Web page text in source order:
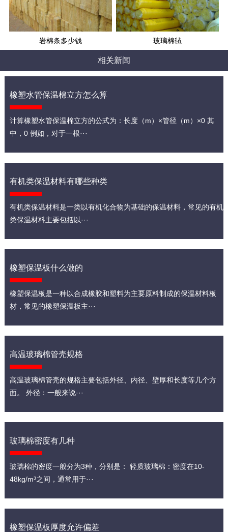
岩棉条多少钱 玻璃棉毡
相关新闻
橡塑水管保温棉立方怎么算
计算橡塑水管保温棉立方的公式为：长度（m）×管径（m）×0 其
中，0 例如，对于一根···
有机类保温材料有哪些种类
有机类保温材料是一类以有机化合物为基础的保温材料，常见的有机
类保温材料主要包括以···
橡塑保温板什么做的
橡塑保温板是一种以合成橡胶和塑料为主要原料制成的保温材料板
材，常见的橡塑保温板主···
高温玻璃棉管壳规格
高温玻璃棉管壳的规格主要包括外径、内径、壁厚和长度等几个方
面。 外径：一般来说···
玻璃棉密度有几种
玻璃棉的密度一般分为3种，分别是： 轻质玻璃棉：密度在10-
48kg/m³之间，通常用于···
橡塑保温板厚度允许偏差